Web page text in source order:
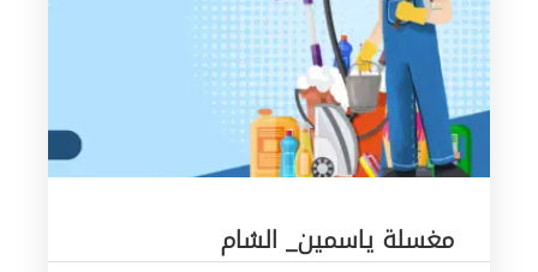
مغسلة ياسمين_ الشام